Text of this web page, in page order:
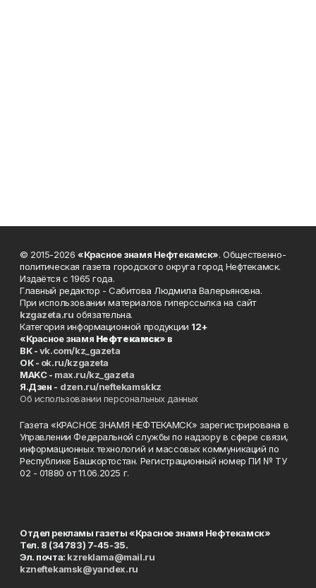
© 2015-2026 «Красное знамя Нефтекамск». Общественно-
политическая газета городского округа город Нефтекамск.
Издаётся с 1965 года.
Главный редактор - Сабитова Людмила Валерьяновна.
При использовании материалов гиперссылка на сайт
kzgazeta.ru обязательна.
Категория информационной продукции 12+
«Красное знамя Нефтекамск» в
ВК -vk.com/kz_gazeta
ОК - ok.ru/kzgazeta
MAKC - max.ru/kz_gazeta
Я.Дзен - dzen.ru/neftekamskkz
Об использовании персональных данных
Газета «КРАСНОЕ ЗНАМЯ НЕФТЕКАМСК» зарегистрирована в
Управлении Федеральной службы по надзору в сфере связи,
информационных технологий и массовых коммуникаций по
Республике Башкортостан. Регистрационный номер ПИ № ТУ
02 - 01880 от 11.06.2025 г.
Отдел рекламы газеты «Красное знамя Нефтекамск»
Тел. 8 (34783) 7-45-35.
Эл. почта: kzreklama@mail.ru
kzneftekamsk@yandex.ru